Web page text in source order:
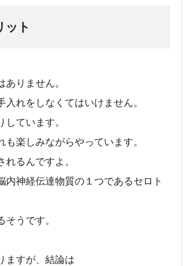
ット
ありません。
入れをしなくてはいけません。
ています。
も楽しみながらやっています。
るんですよ。
内神経伝達物質の１つであるセロト
うです。
ますが、結論は